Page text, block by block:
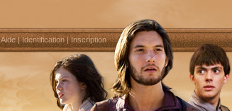
Aide|Identification|Inscription